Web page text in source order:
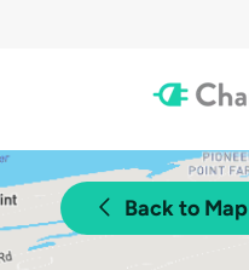
Back to Map